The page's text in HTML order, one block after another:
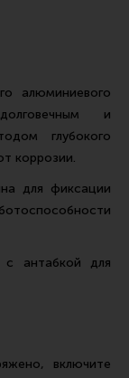
алюминиевого
и
глубокого
коррозии.
для фиксации
с антабкой для
включите